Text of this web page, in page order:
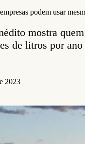
podem usar
mostra
de litros por ano
2023